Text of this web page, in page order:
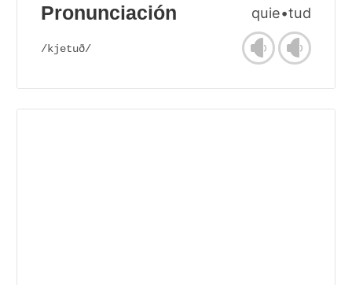
Pronunciación quie•tud
/kjetuð/